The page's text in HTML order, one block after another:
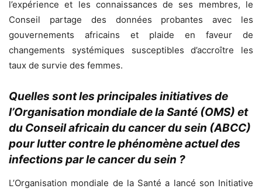
l’expérience et les connaissances de ses membres, le
Conseil partage des données probantes avec les
gouvernements africains et plaide en faveur de
changements systémiques susceptibles d’accroître les
taux de survie des femmes.
Quelles sont les principales initiatives de
l’Organisation mondiale de la Santé (OMS) et
du Conseil africain du cancer du sein (ABCC)
pour lutter contre le phénomène actuel des
infections par le cancer du sein ?
L’Organisation mondiale de la Santé a lancé son Initiative